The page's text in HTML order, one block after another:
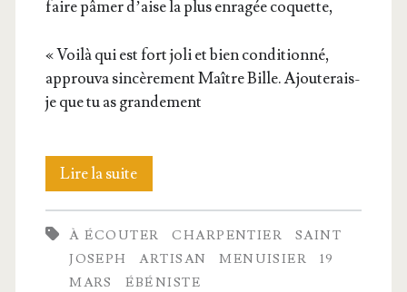
faire pâmer d’aise la plus enra­gée coquette,
« Voi­là qui est fort joli et bien condi­tion­né,
approu­va sin­cè­re­ment Maître Bille. Ajou­te­rais-
je que tu as grandement
Lire la suiteLe
miracle
de
Mes­
À ÉCOUTER CHARPENTIER
SAINT
JOSEPH
ARTISAN MENUISIER
19
MARS
ÉBÉNISTE